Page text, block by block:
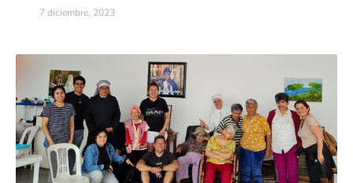
7 diciembre, 2023